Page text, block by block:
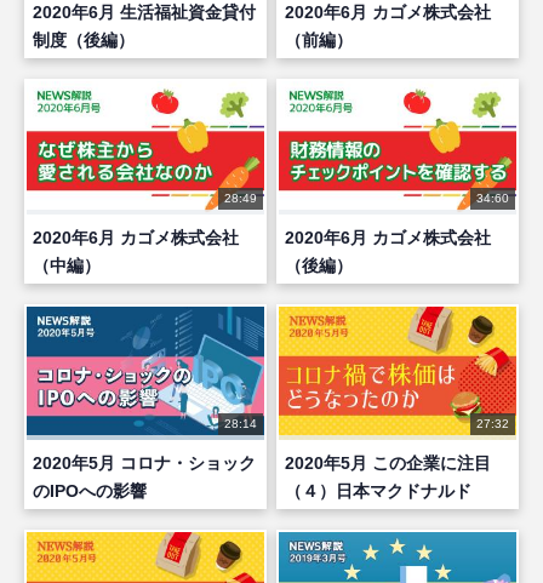
2020年6月 生活福祉資金貸付
制度（後編）
2020年6月 カゴメ株式会社
（前編）
28:49
2020年6月 カゴメ株式会社
（中編）
34:60
2020年6月 カゴメ株式会社
（後編）
28:14
2020年5月 コロナ・ショック
のIPOへの影響
27:32
2020年5月 この企業に注目
（４）日本マクドナルド
HD（前編）